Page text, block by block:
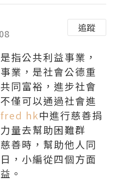
追蹤
指公共利益事業，
業，是社會公德重
同富裕，進步社會
僅可以通過社會進
fred hk中進行慈善捐
量去幫助困難群
善時，幫助他人同
，小編從四個方面
。